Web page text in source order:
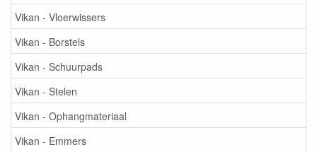
Vikan - Vloerwissers
Vikan - Borstels
Vikan - Schuurpads
Vikan - Stelen
Vikan - Ophangmateriaal
Vikan - Emmers